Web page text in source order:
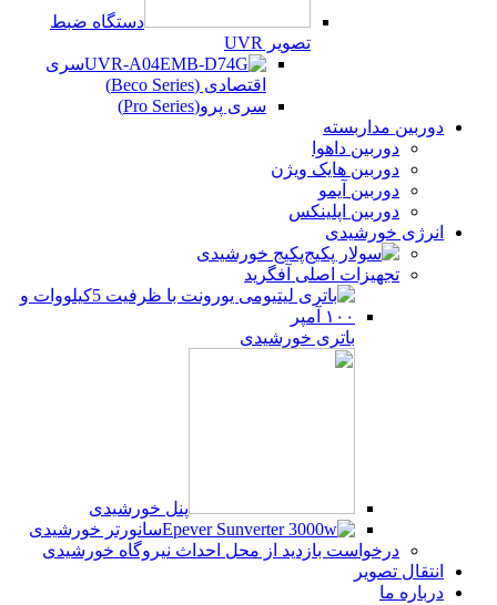
دستگاه ضبط
تصویر UVR
سری
اقتصادی (Beco Series)
سری پرو(Pro Series)
دوربین مداربسته
دوربین داهوا
دوربین هایک ویژن
دوربین آیمو
دوربین اپلینکس
انرژی خورشیدی
پکیج خورشیدی
تجهیزات اصلی آفگرید
باتری خورشیدی
پنل خورشیدی
سانورتر خورشیدی
درخواست بازدید از محل احداث نیروگاه خورشیدی
انتقال تصویر
درباره ما